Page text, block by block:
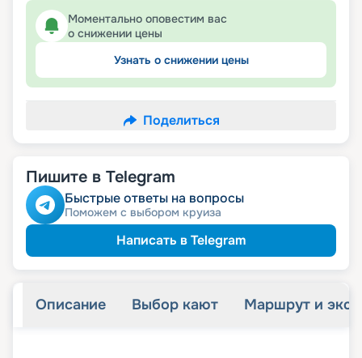
Моментально оповестим вас
о снижении цены
Узнать о снижении цены
Поделиться
Пишите в Telegram
Быстрые ответы на вопросы
Поможем с выбором круиза
Написать в Telegram
Описание Выбор кают Маршрут и